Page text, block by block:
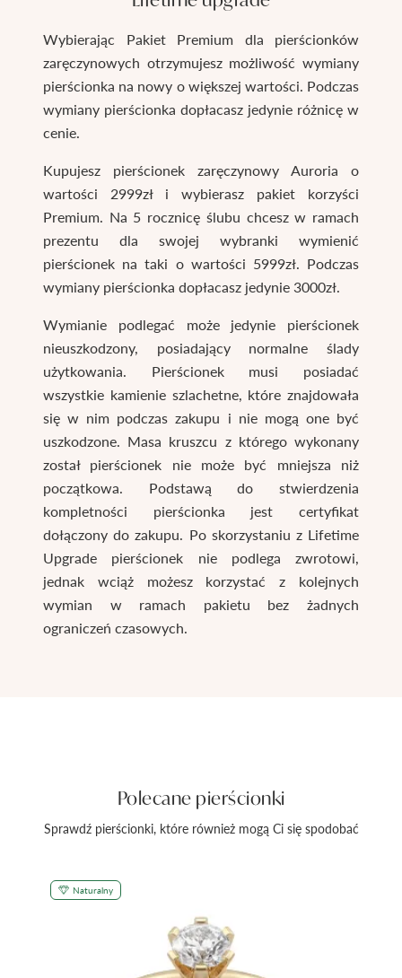
Wybierając Pakiet Premium dla pierścionków
zaręczynowych otrzymujesz możliwość wymiany
pierścionka na nowy o większej wartości. Podczas
wymiany pierścionka dopłacasz jedynie różnicę w
cenie.
Kupujesz pierścionek zaręczynowy Auroria o
wartości 2999zł i wybierasz pakiet korzyści
Premium. Na 5 rocznicę ślubu chcesz w ramach
prezentu dla swojej wybranki wymienić
pierścionek na taki o wartości 5999zł. Podczas
wymiany pierścionka dopłacasz jedynie 3000zł.
Wymianie podlegać może jedynie pierścionek
nieuszkodzony, posiadający normalne ślady
użytkowania. Pierścionek musi posiadać
wszystkie kamienie szlachetne, które znajdowała
się w nim podczas zakupu i nie mogą one być
uszkodzone. Masa kruszcu z którego wykonany
został pierścionek nie może być mniejsza niż
początkowa. Podstawą do stwierdzenia
kompletności pierścionka jest certyfikat
dołączony do zakupu. Po skorzystaniu z Lifetime
Upgrade pierścionek nie podlega zwrotowi,
jednak wciąż możesz korzystać z kolejnych
wymian w ramach pakietu bez żadnych
ograniczeń czasowych.
Polecane pierścionki
Sprawdź pierścionki, które również mogą Ci się spodobać
Naturalny